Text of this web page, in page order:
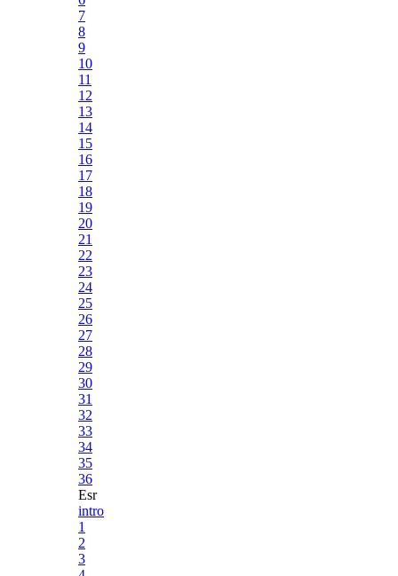
7
8
9
10
11
12
13
14
15
16
17
18
19
20
21
22
23
24
25
26
27
28
29
30
31
32
33
34
35
36
Esr
intro
1
2
3